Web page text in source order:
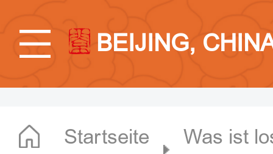
BEIJING,
Startseite
Was ist